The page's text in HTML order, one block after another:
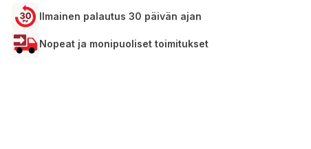
Ilmainen palautus 30 päivän ajan
Nopeat ja monipuoliset toimitukset